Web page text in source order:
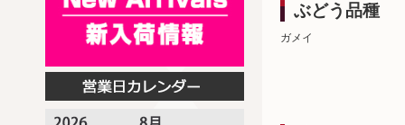
ぶどう品種
ガメイ